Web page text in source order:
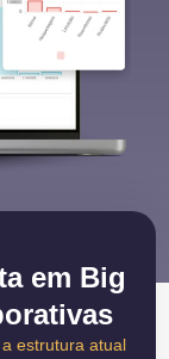
em Big
estrutura atual